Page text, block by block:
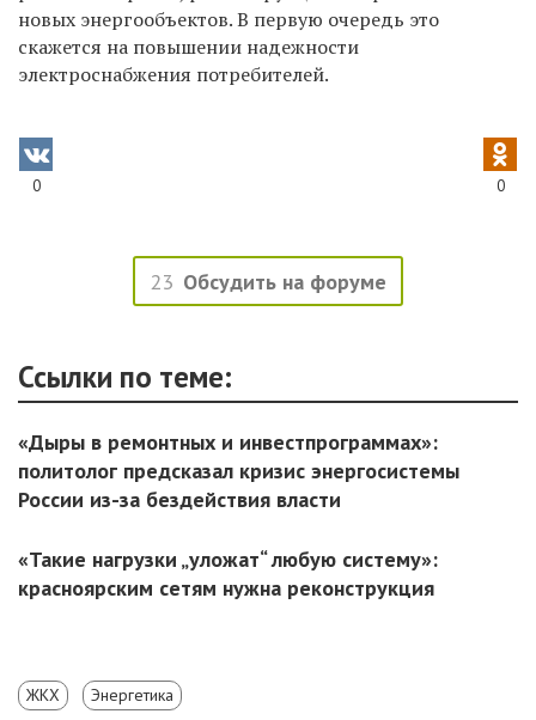
новых энергообъектов. В первую очередь это
скажется на повышении надежности
электроснабжения потребителей.
0 0
23 Обсудить на форуме
Ссылки по теме:
«Дыры в ремонтных и инвестпрограммах»:
политолог предсказал кризис энергосистемы
России из-за бездействия власти
«Такие нагрузки „уложат“ любую систему»:
красноярским сетям нужна реконструкция
ЖКХ Энергетика